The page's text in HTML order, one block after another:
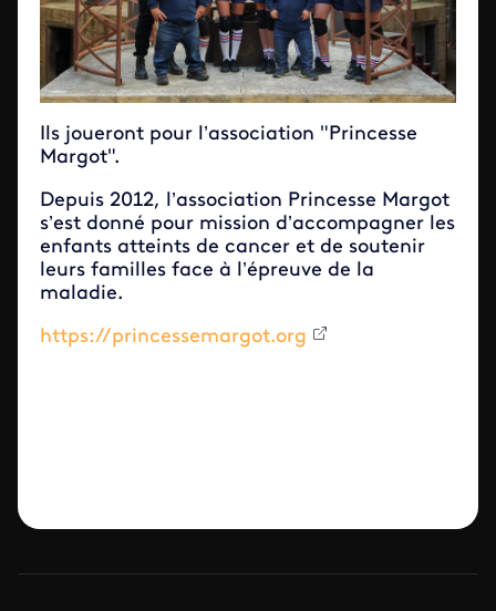
Ils joueront pour l’association "Princesse
Margot".
Depuis 2012, l’association Princesse Margot
s’est donné pour mission d’accompagner les
enfants atteints de cancer et de soutenir
leurs familles face à l’épreuve de la
maladie.
https://princessemargot.org